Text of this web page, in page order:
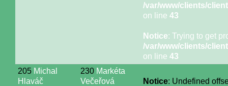
/var/www/clients/
on line 43
Notice: Trying to get
/var/www/clients/
on line 43
205 Michal
Hlaváč
230 Markéta
Večeřová
Notice: Undefined